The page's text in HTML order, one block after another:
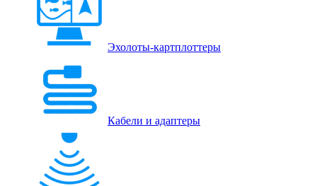
Эхолоты-картплоттеры
Кабели и адаптеры